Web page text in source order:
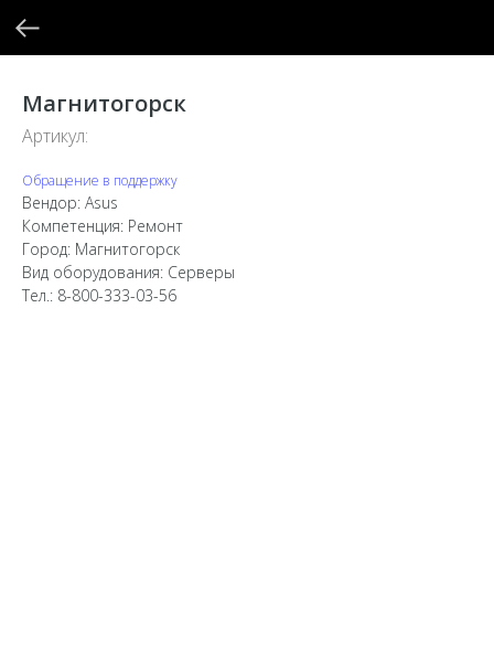
Магнитогорск
Артикул:
Обращение в поддержку
Вендор: Asus
Компетенция: Ремонт
Город: Магнитогорск
Вид оборудования: Серверы
Тел.: 8-800-333-03-56